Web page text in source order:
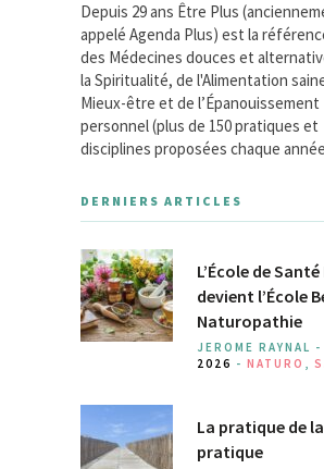
Depuis 29 ans Être Plus
appelé Agenda Plus) est la
des Médecines douces et
la Spiritualité, de l'Alimentation
Mieux-être et de l’Épanouissement
personnel (plus de 150 pratiques et
disciplines proposées chaque
DERNIERS ARTICLES
L’École de
devient l’École
Naturopathie
JEROME RAYNAL -
2026 - NATURO ,
La pratique de
pratique